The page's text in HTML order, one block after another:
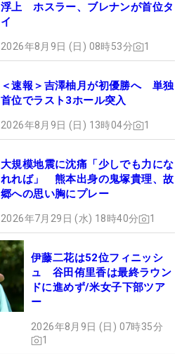
浮上 ホスラー、ブレナンが首位タ
イ
2026年8月9日 (日) 08時53分 1
＜速報＞吉澤柚月が初優勝へ 単独
首位でラスト3ホール突入
2026年8月9日 (日) 13時04分 1
大規模地震に沈痛「少しでも力にな
れれば」 熊本出身の鬼塚貴理、故
郷への思い胸にプレー
2026年7月29日 (水) 18時40分 1
伊藤二花は52位フィニッシ
ュ 谷田侑里香は最終ラウン
ドに進めず/米女子下部ツア
ー
2026年8月9日 (日) 07時35分
1